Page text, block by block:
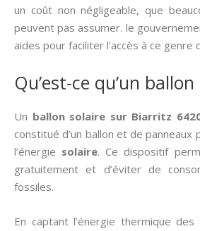
un coût non négligeable, que
peuvent pas assumer. le
aides pour faciliter l’accès à ce genre
Qu’est-ce qu’un
Un ballon solaire sur Biarritz
constitué d’un ballon et de
l’énergie solaire. Ce dispositif
gratuitement et d’éviter de
fossiles.
En captant l’énergie thermique